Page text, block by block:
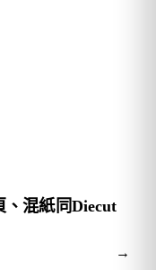
、混紙同Diecut
→